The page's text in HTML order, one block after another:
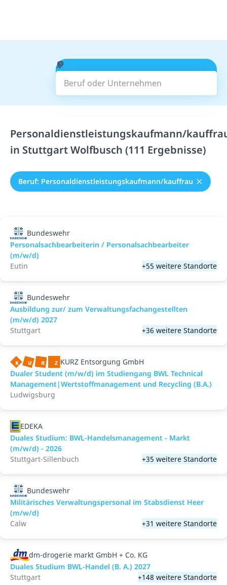
Beruf oder Unternehmen
Suchen
Personaldienstleistungskaufmann/
in Stuttgart Wolfbusch (111 Ergebnisse)
Beruf: Personaldienstleistungskaufmann/kauffrau
Bundeswehr
Personalsachbearbeiterin / Personalsachbearbeiter
(m/w/d)
Eutin
+55 weitere Standorte
Bundeswehr
Ausbildung zur/ zum Verwaltungsfachangestellten
(m/w/d) 2027
Stuttgart
+36 weitere Standorte
KURZ Entsorgung GmbH
Dualer Student (m/w/d) im Studiengang BWL Technical
Management|Wertstoffmanagement und Recycling (B.A.)
Ludwigsburg
EDEKA
Duales Studium: BWL-Handelsmanagement - Markt
(m/w/d) - 2026
Stuttgart-Sillenbuch
+35 weitere Standorte
Bundeswehr
Militärisches Verwaltungspersonal im Stabsdienst Heer
(m/w/d)
Calw
+31 weitere Standorte
dm-drogerie markt GmbH + Co. KG
Duales Studium BWL-Handel (B. A.) 2027
Stuttgart
+148 weitere Standorte